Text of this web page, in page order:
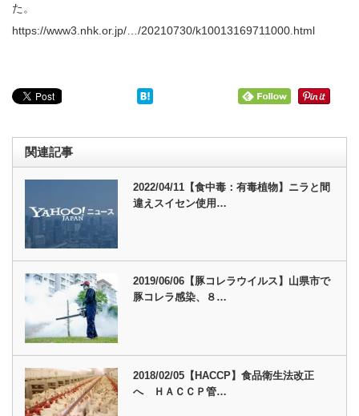
た。
https://www3.nhk.or.jp/…/20210730/k10013169711000.html
関連記事
2022/04/11【食中毒：有毒植物】ニラと間
違えスイセン使用…
2019/06/06【豚コレラウイルス】山県市で
豚コレラ感染、８…
2018/02/05【HACCP】食品衛生法改正
へ ＨＡＣＣＰ管…